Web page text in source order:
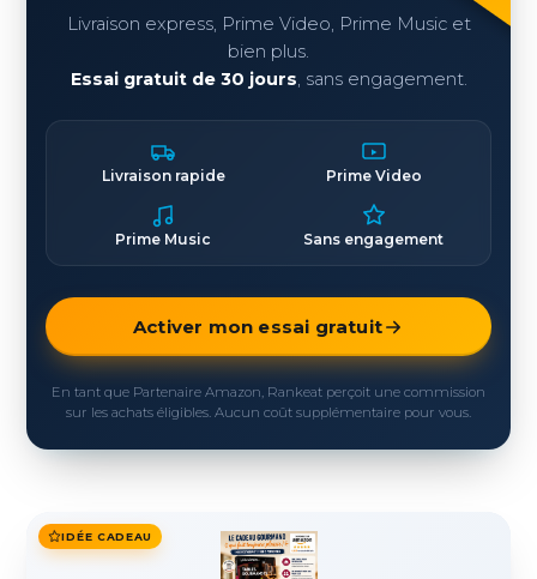
Livraison express, Prime Video, Prime Music et
bien plus.
Essai gratuit de 30 jours, sans engagement.
Livraison rapide Prime Video
Prime Music Sans engagement
Activer mon essai gratuit
En tant que Partenaire Amazon, Rankeat perçoit une commission
sur les achats éligibles. Aucun coût supplémentaire pour vous.
IDÉE CADEAU